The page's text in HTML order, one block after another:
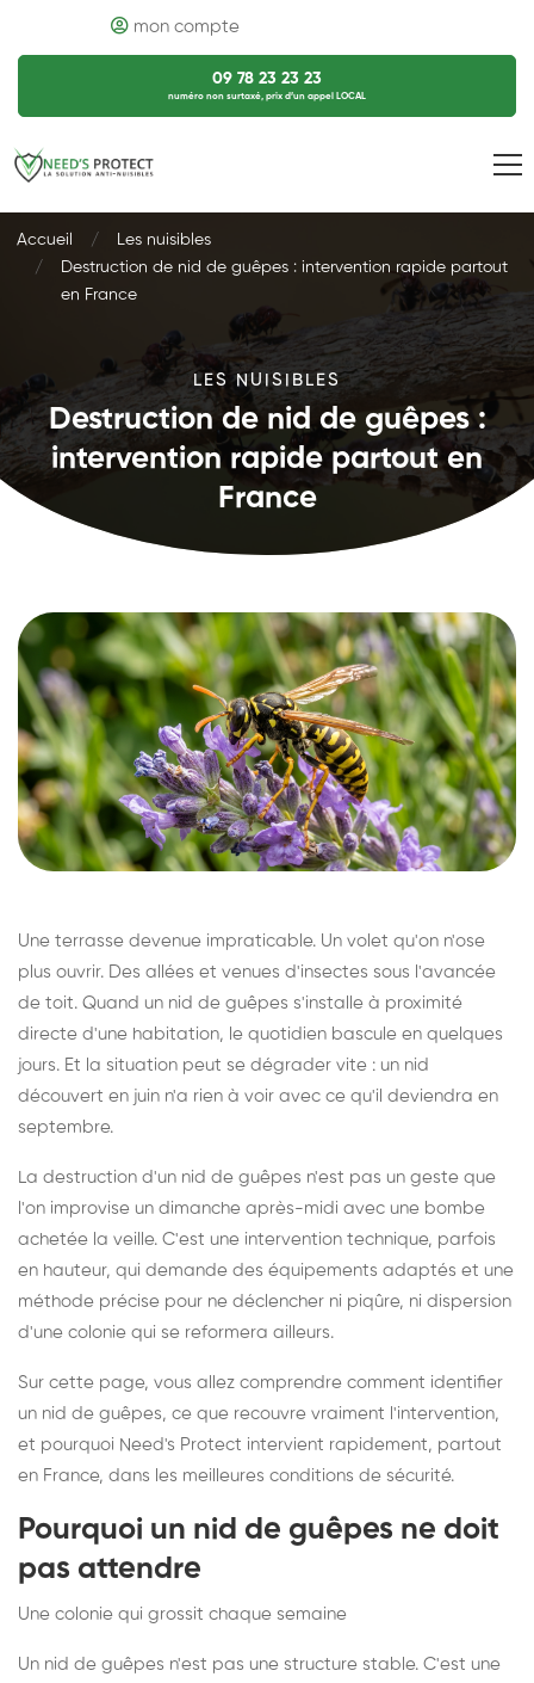
mon compte
09 78 23 23 23
numéro non surtaxé, prix d’un appel LOCAL
Accueil
Les nuisibles
Destruction de nid de guêpes : intervention rapide partout
en France
LES NUISIBLES
Destruction de nid de guêpes :
intervention rapide partout en
France
Une terrasse devenue impraticable. Un volet qu'on n'ose
plus ouvrir. Des allées et venues d'insectes sous l'avancée
de toit. Quand un nid de guêpes s'installe à proximité
directe d'une habitation, le quotidien bascule en quelques
jours. Et la situation peut se dégrader vite : un nid
découvert en juin n'a rien à voir avec ce qu'il deviendra en
septembre.
La destruction d'un nid de guêpes n'est pas un geste que
l'on improvise un dimanche après-midi avec une bombe
achetée la veille. C'est une intervention technique, parfois
en hauteur, qui demande des équipements adaptés et une
méthode précise pour ne déclencher ni piqûre, ni dispersion
d'une colonie qui se reformera ailleurs.
Sur cette page, vous allez comprendre comment identifier
un nid de guêpes, ce que recouvre vraiment l'intervention,
et pourquoi Need's Protect intervient rapidement, partout
en France, dans les meilleures conditions de sécurité.
Pourquoi un nid de guêpes ne doit
pas attendre
Une colonie qui grossit chaque semaine
Un nid de guêpes n'est pas une structure stable. C'est une